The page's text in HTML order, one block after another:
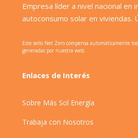
Empresa líder a nivel nacional en
autoconsumo solar en viviendas.
Este sello Net Zero compensa automáticamente
generadas por nuestra web.
Enlaces de Interés
Sobre Más Sol Energía
Trabaja con Nosotros